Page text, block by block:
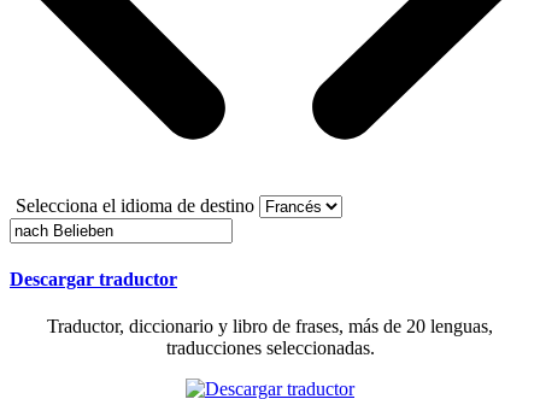
Selecciona el idioma de destino
Descargar traductor
Traductor, diccionario y libro de frases, más de 20 lenguas,
traducciones seleccionadas.